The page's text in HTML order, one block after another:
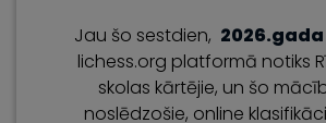
Jau šo sestdien, 2026.gada
lichess.org platformā notiks
skolas kārtējie, un šo
noslēdzošie, online